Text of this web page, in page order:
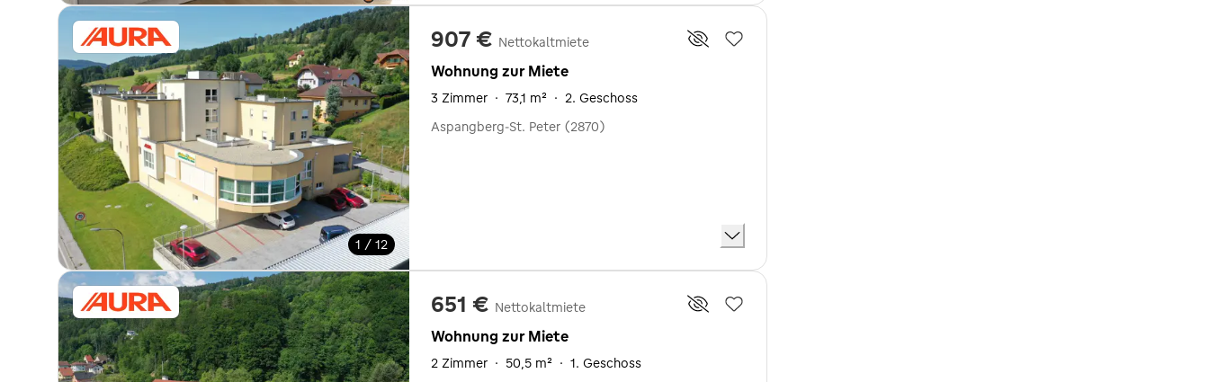
1 / 12
907 € Nettokaltmiete
Wohnung zur Miete
3 Zimmer · 73,1 m² · 2. Geschoss
Aspangberg-St. Peter (2870)
651 € Nettokaltmiete
Wohnung zur Miete
2 Zimmer · 50,5 m² · 1. Geschoss